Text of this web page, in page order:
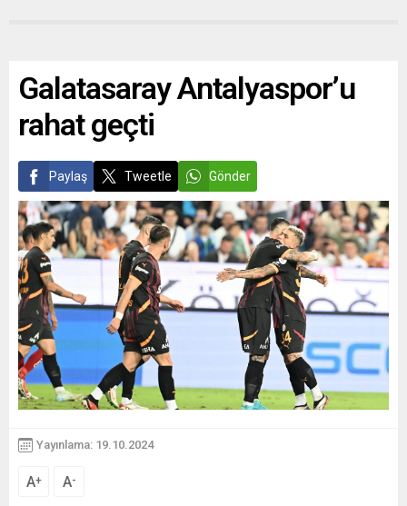
Galatasaray Antalyaspor’u
rahat geçti
Paylaş Tweetle Gönder
Yayınlama: 19.10.2024
A+ A-